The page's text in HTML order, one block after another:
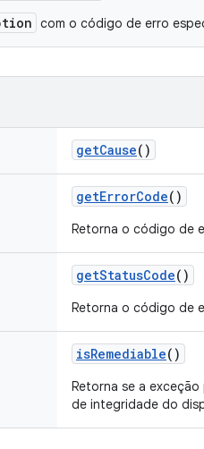
com o código de erro
getCause()
getErrorCode()
Retorna o código de
getStatusCode()
Retorna o código de
isRemediable()
Retorna se a
de integridade do